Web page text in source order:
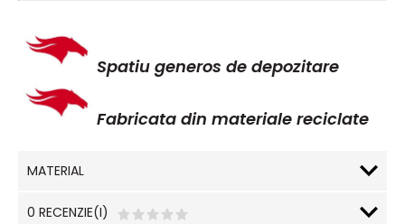
Spatiu generos de depozitare
Fabricata din materiale reciclate
MATERIAL
0 RECENZIE(I)